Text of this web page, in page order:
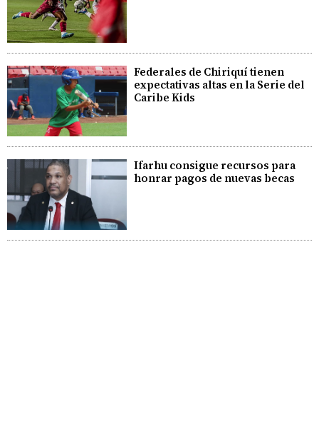
Federales de Chiriquí tienen
expectativas altas en la Serie del
Caribe Kids
Ifarhu consigue recursos para
honrar pagos de nuevas becas